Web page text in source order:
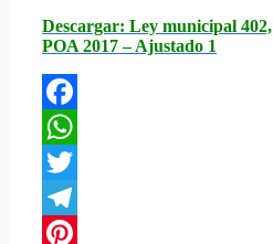
Descargar: Ley municipal 402,
POA 2017 – Ajustado 1
Facebook
WhatsApp
Twitter
Telegram